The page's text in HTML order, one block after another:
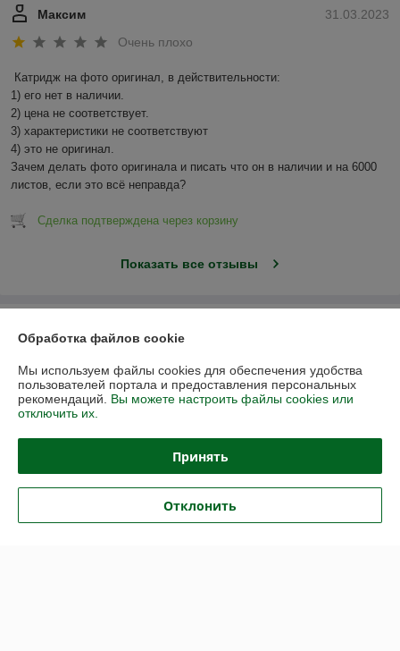
31.03.2023
Максим
Очень плохо
Катридж на фото оригинал, в действительности:
1) его нет в наличии.
2) цена не соответствует.
3) характеристики не соответствуют
4) это не оригинал.
Зачем делать фото оригинала и писать что он в наличии и на 6000
листов, если это всё неправда?
Сделка подтверждена через корзину
Показать все отзывы
Контакты
Доставка и оплата
Полная версия сайта
Обработка файлов cookie
Мы используем файлы cookies для обеспечения удобства
пользователей портала и предоставления персональных
рекомендаций. Вы можете настроить файлы cookies или
отключить их.
Принять
Отклонить